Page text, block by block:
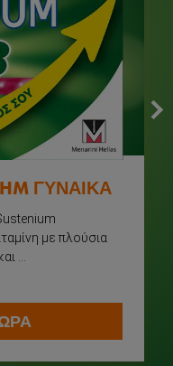
ΓΥΝΑΙΚΑ
με πλούσια
...